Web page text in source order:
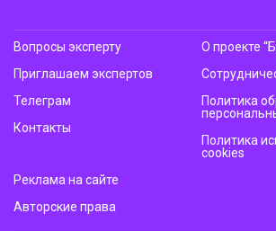
Вопросы эксперту
Приглашаем экспертов
Телеграм
Контакты
О проекте
Политика
Политика
cookies
Реклама на сайте
Авторские права